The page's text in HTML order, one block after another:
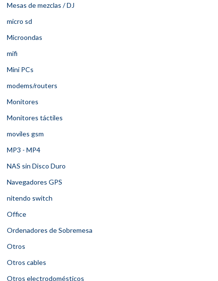
Mesas de mezclas / DJ
micro sd
Microondas
mifi
Mini PCs
modems/routers
Monitores
Monitores táctiles
moviles gsm
MP3 - MP4
NAS sin Disco Duro
Navegadores GPS
nitendo switch
Office
Ordenadores de Sobremesa
Otros
Otros cables
Otros electrodomésticos